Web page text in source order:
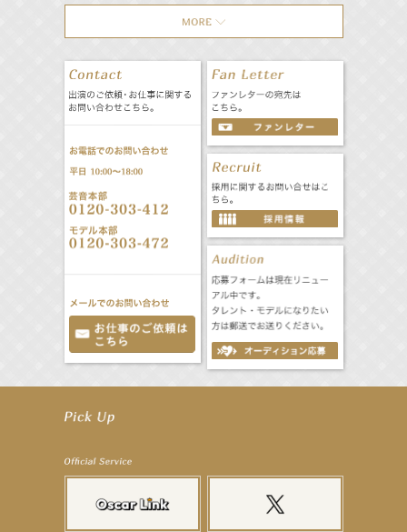
【elfin’】8月16日（日）「全世界」発売記念イベント決定！
【昆虫ハンター牧田習】8月13日（木）プライムツリー赤池「ふれあい昆虫フェスティバル」トーク
【井頭愛海】『小さなお葬式』TV-CM出演！